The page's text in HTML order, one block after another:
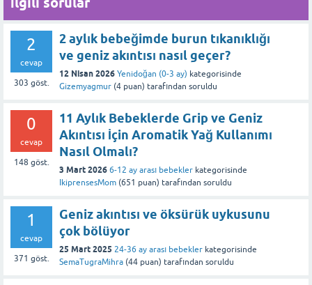
Bu yanıt faydalı oldu mu?
2
cevap
303 göst.
2 aylık bebeğimde burun tıkanıklığı
ve geniz akıntısı nasıl geçer?
12 Nisan 2026 Yenidoğan (0-3 ay) kategorisinde
Gizemyagmur (4 puan) tarafından soruldu
0
cevap
148 göst.
11 Aylık Bebeklerde Grip ve Geniz
Akıntısı İçin Aromatik Yağ Kullanımı
Nasıl Olmalı?
3 Mart 2026 6-12 ay arası bebekler kategorisinde
IkiprensesMom (651 puan) tarafından soruldu
1
cevap
371 göst.
Geniz akıntısı ve öksürük uykusunu
çok bölüyor
25 Mart 2025 24-36 ay arası bebekler kategorisinde
SemaTugraMihra (44 puan) tarafından soruldu